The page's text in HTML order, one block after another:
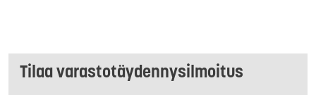
Tilaa varastotäydennysilmoitus